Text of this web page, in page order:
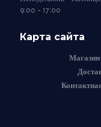
9:00 - 17:00
Карта сайта
Магазин